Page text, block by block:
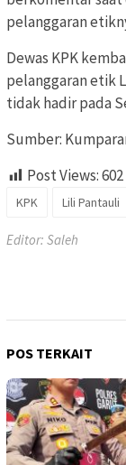
pelanggaran
Dewas KPK
pelanggaran etik
tidak hadir pada
Sumber:
Post Views:602
KPK Lili Pantauli
Editor: Saleh
POS TERKAIT